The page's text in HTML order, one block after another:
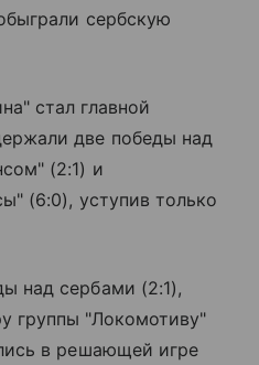
сербскую
стал главной
две победы над
(2:1) и
(6:0), уступив только
над сербами (2:1),
группы "Локомотиву"
в решающей игре